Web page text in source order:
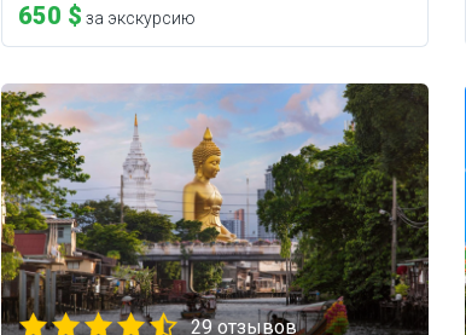
650 $ за экскурсию
29 отзывов